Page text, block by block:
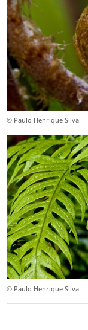
© Paulo Henrique Silva
© Paulo Henrique Silva